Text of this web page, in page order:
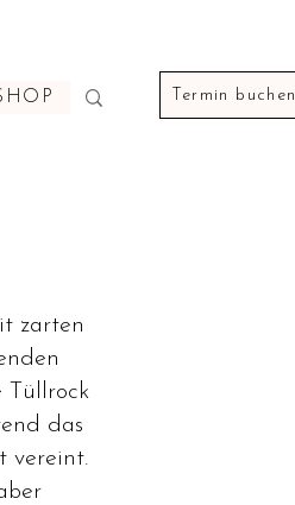
Termin buchen
zarten
Tüllrock
das
vereint.